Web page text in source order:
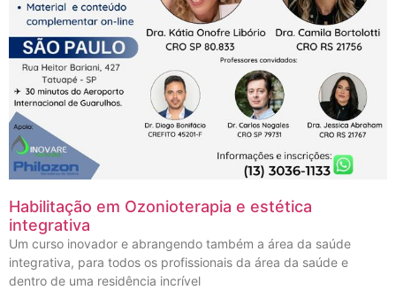
Habilitação em Ozonioterapia e estética
integrativa
Um curso inovador e abrangendo também a área da saúde
integrativa, para todos os profissionais da área da saúde e
dentro de uma residência incrível